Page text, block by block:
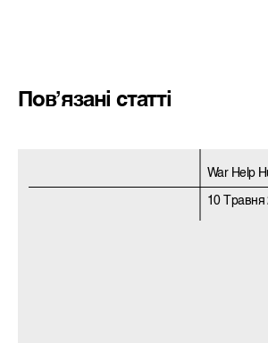
Пов’язані статті
War Help
10 Травня